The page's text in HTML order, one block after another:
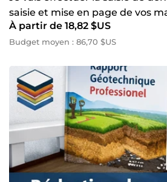
saisie et mise en page de vos
À partir de 18,82 $US
Budget moyen : 86,70 $US